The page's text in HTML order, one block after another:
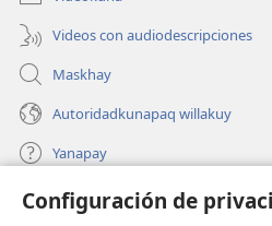
Configuración de
Videos con audiodescripciones
Maskhay
Autoridadkunapaq willakuy
Yanapay
Donacionta churanapaq